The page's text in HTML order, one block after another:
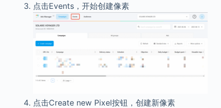
点击Events，开始创建像素
点击Create new Pixel按钮，创建新像素